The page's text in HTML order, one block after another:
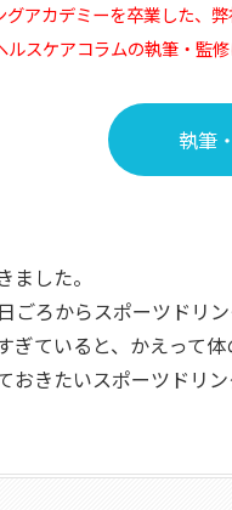
アカデミーを卒業した、
スケアコラムの執筆・監修
執筆
ました。
ごろからスポーツドリン
ぎていると、かえって
おきたいスポーツドリ